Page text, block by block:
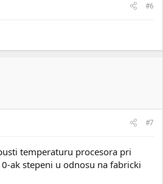
#6
#7
temperaturu procesora pri
ak stepeni u odnosu na fabricki